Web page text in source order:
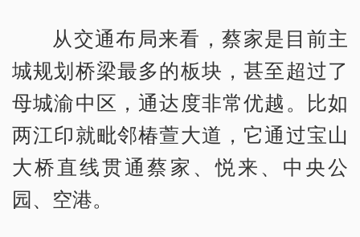
从交通布局来看，蔡家是目前主
城规划桥梁最多的板块，甚至超过了
母城渝中区，通达度非常优越。比如
两江印就毗邻椿萱大道，它通过宝山
大桥直线贯通蔡家、悦来、中央公
园、空港。